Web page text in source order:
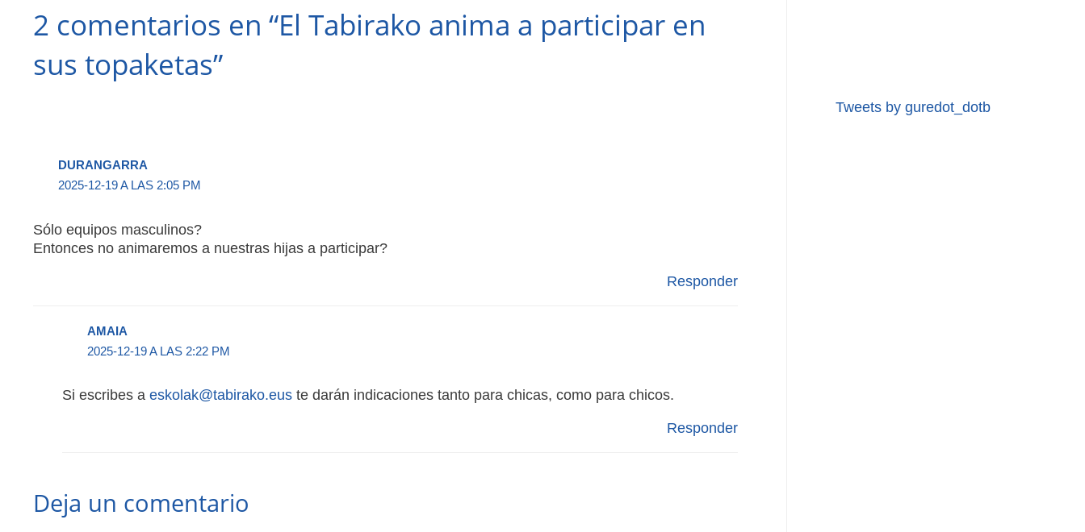
2 comentarios en “El Tabirako anima a participar en
sus topaketas”
DURANGARRA
2025-12-19 A LAS 2:05 PM
Sólo equipos masculinos?
Entonces no animaremos a nuestras hijas a participar?
Responder
AMAIA
2025-12-19 A LAS 2:22 PM
Si escribes a eskolak@tabirako.euste darán indicaciones tanto para chicas, como para chicos.
Responder
Deja un comentario
Tweets by guredot_dotb